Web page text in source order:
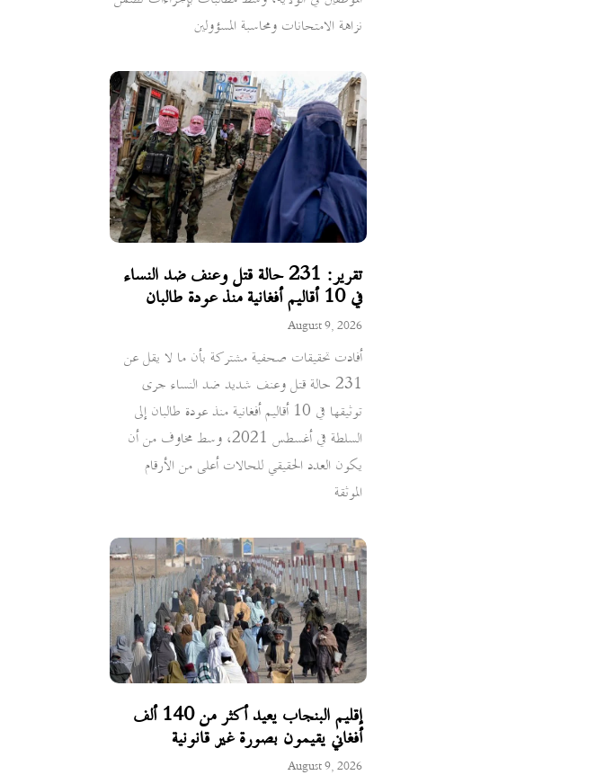
نزاهة الامتحانات ومحاسبة المسؤولين
تقرير: 231 حالة قتل وعنف ضد النساء
في 10 أقاليم أفغانية منذ عودة طالبان
August 9, 2026
أفادت تحقيقات صحفية مشتركة بأن ما لا يقل عن
231 حالة قتل وعنف شديد ضد النساء جرى
توثيقها في 10 أقاليم أفغانية منذ عودة طالبان إلى
السلطة في أغسطس 2021، وسط مخاوف من أن
يكون العدد الحقيقي للحالات أعلى من الأرقام
الموثقة
إقليم البنجاب يعيد أكثر من 140 ألف
أفغاني يقيمون بصورة غير قانونية
August 9, 2026